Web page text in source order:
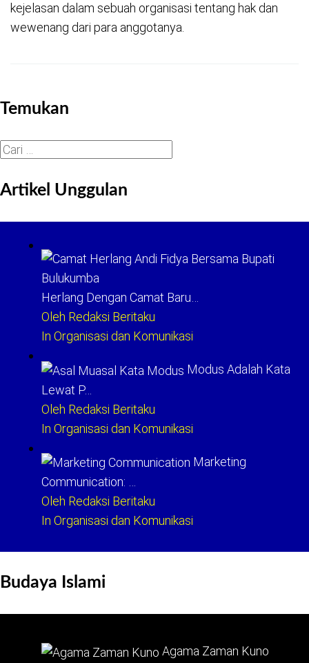
kejelasan dalam sebuah organisasi tentang hak dan
wewenang dari para anggotanya.
Temukan
Cari
Artikel Unggulan
Herlang Dengan Camat Baru…
Oleh Redaksi Beritaku
In Organisasi dan Komunikasi
Modus Adalah Kata
Lewat P…
Oleh Redaksi Beritaku
In Organisasi dan Komunikasi
Marketing
Communication: …
Oleh Redaksi Beritaku
In Organisasi dan Komunikasi
Budaya Islami
Agama Zaman Kuno